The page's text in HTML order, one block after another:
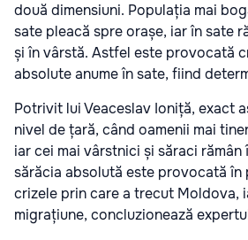
două dimensiuni. Populația mai
sate pleacă spre orașe, iar în sate
și în vârstă. Astfel este provocată
absolute anume în sate, fiind
Potrivit lui Veaceslav Ioniță, exact
nivel de țară, când oamenii mai
iar cei mai vârstnici și săraci rămân
sărăcia absolută este provocată în
crizele prin care a trecut Moldova,
migrațiune, concluzionează